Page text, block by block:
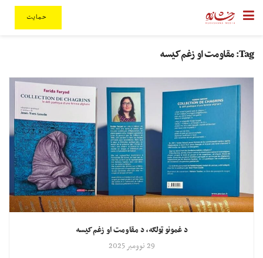
حمایت
Tag: مقاومت او زغم کیسه
د غمونو ټولګه، د مقاومت او زغم کیسه
29 نوومبر 2025